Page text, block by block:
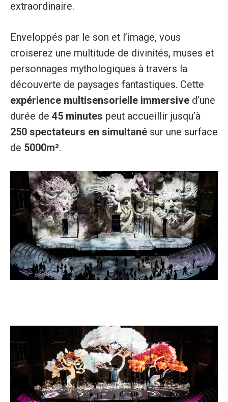
extraordinaire.
Enveloppés par le son et l’image, vous
croiserez une multitude de divinités, muses et
personnages mythologiques à travers la
découverte de paysages fantastiques. Cette
expérience multisensorielle immersive d’une
durée de 45 minutes peut accueillir jusqu’à
250 spectateurs en simultanésur une surface
de 5000m².